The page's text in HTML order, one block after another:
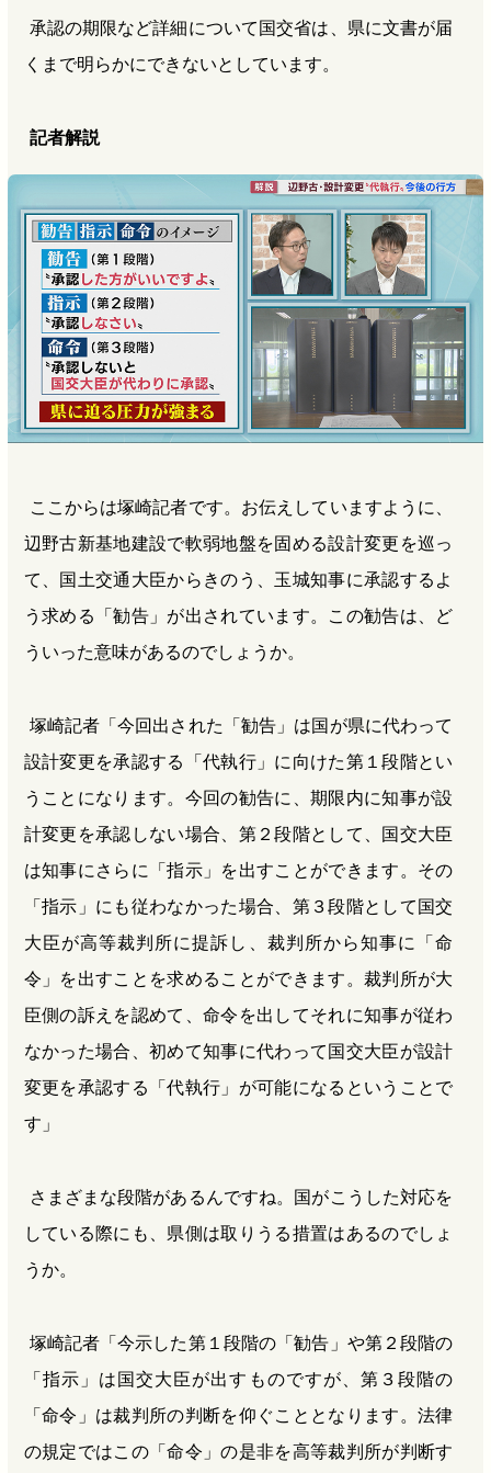
承認の期限など詳細について国交省は、県に文書が届
くまで明らかにできないとしています。
記者解説
ここからは塚崎記者です。お伝えしていますように、
辺野古新基地建設で軟弱地盤を固める設計変更を巡っ
て、国土交通大臣からきのう、玉城知事に承認するよ
う求める「勧告」が出されています。この勧告は、ど
ういった意味があるのでしょうか。
塚崎記者「今回出された「勧告」は国が県に代わって
設計変更を承認する「代執行」に向けた第１段階とい
うことになります。今回の勧告に、期限内に知事が設
計変更を承認しない場合、第２段階として、国交大臣
は知事にさらに「指示」を出すことができます。その
「指示」にも従わなかった場合、第３段階として国交
大臣が高等裁判所に提訴し、裁判所から知事に「命
令」を出すことを求めることができます。裁判所が大
臣側の訴えを認めて、命令を出してそれに知事が従わ
なかった場合、初めて知事に代わって国交大臣が設計
変更を承認する「代執行」が可能になるということで
す」
さまざまな段階があるんですね。国がこうした対応を
している際にも、県側は取りうる措置はあるのでしょ
うか。
塚崎記者「今示した第１段階の「勧告」や第２段階の
「指示」は国交大臣が出すものですが、第３段階の
「命令」は裁判所の判断を仰ぐこととなります。法律
の規定ではこの「命令」の是非を高等裁判所が判断す